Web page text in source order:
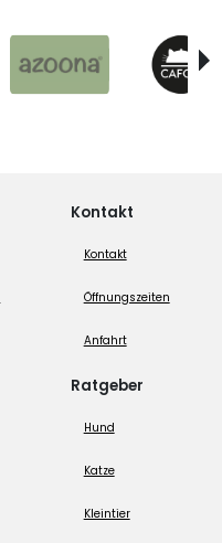
Kontakt
Kontakt
Öffnungszeiten
Anfahrt
Ratgeber
Hund
Katze
Kleintier